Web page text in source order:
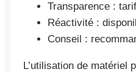
Transparence :
Réactivité :
Conseil :
L’utilisation de matériel